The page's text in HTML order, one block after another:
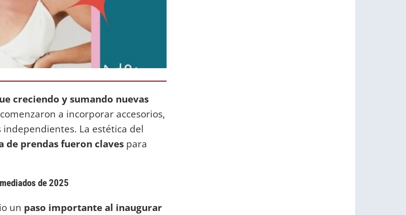
creciendo y sumando nuevas
a incorporar accesorios,
La estética del
prendas fueron claves para
de 2025
un paso importante al inaugurar